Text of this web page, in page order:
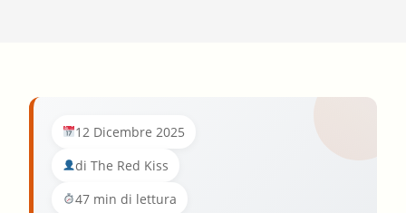
12 Dicembre 2025
di The Red Kiss
47 min di lettura